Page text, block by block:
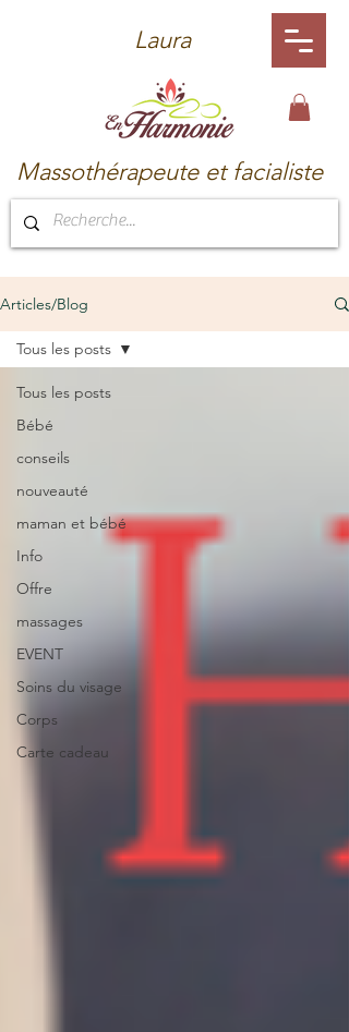
Laura
Massothérapeute et facialiste
Articles/Blog
Tous les posts
Bébé
conseils
nouveauté
maman et bébé
Info
Offre
massages
EVENT
Soins du visage
Corps
Carte cadeau
Tous les posts